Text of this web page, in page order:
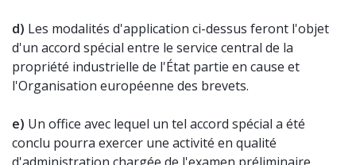
d) Les modalités d'application ci-dessus feront l'objet
d'un accord spécial entre le service central de la
propriété industrielle de l'État partie en cause et
l'Organisation européenne des brevets.
e) Un office avec lequel un tel accord spécial a été
conclu pourra exercer une activité en qualité